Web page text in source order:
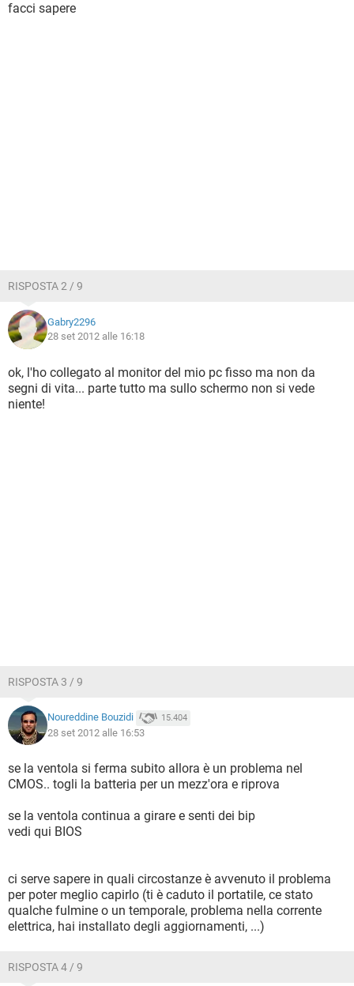
facci sapere
RISPOSTA 2 / 9
Gabry2296
28 set 2012 alle 16:18
ok, l'ho collegato al monitor del mio pc fisso ma non da
segni di vita... parte tutto ma sullo schermo non si vede
niente!
RISPOSTA 3 / 9
Noureddine Bouzidi 15.404
28 set 2012 alle 16:53
se la ventola si ferma subito allora è un problema nel
CMOS.. togli la batteria per un mezz'ora e riprova
se la ventola continua a girare e senti dei bip
vedi qui BIOS
ci serve sapere in quali circostanze è avvenuto il problema
per poter meglio capirlo (ti è caduto il portatile, ce stato
qualche fulmine o un temporale, problema nella corrente
elettrica, hai installato degli aggiornamenti, ...)
RISPOSTA 4 / 9